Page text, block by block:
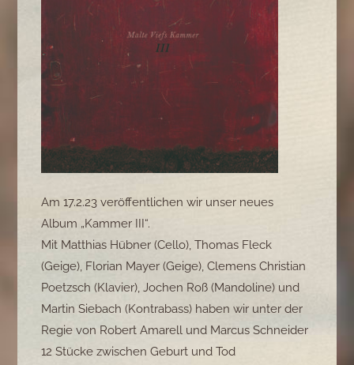
Am 17.2.23 veröffentlichen wir unser neues
Album „Kammer III“.
Mit Matthias Hübner (Cello), Thomas Fleck
(Geige), Florian Mayer (Geige), Clemens Christian
Poetzsch (Klavier), Jochen Roß (Mandoline) und
Martin Siebach (Kontrabass) haben wir unter der
Regie von Robert Amarell und Marcus Schneider
12 Stücke zwischen Geburt und Tod